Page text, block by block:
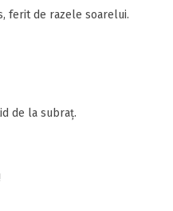
ferit de razele soarelui.
de la subraț.